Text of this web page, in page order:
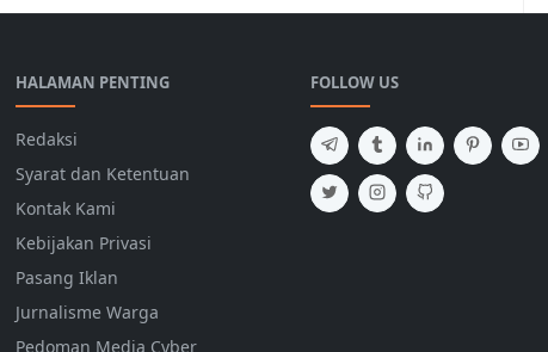
HALAMAN PENTING
Redaksi
Syarat dan Ketentuan
Kontak Kami
Kebijakan Privasi
Pasang Iklan
Jurnalisme Warga
Pedoman Media Cyber
FOLLOW US